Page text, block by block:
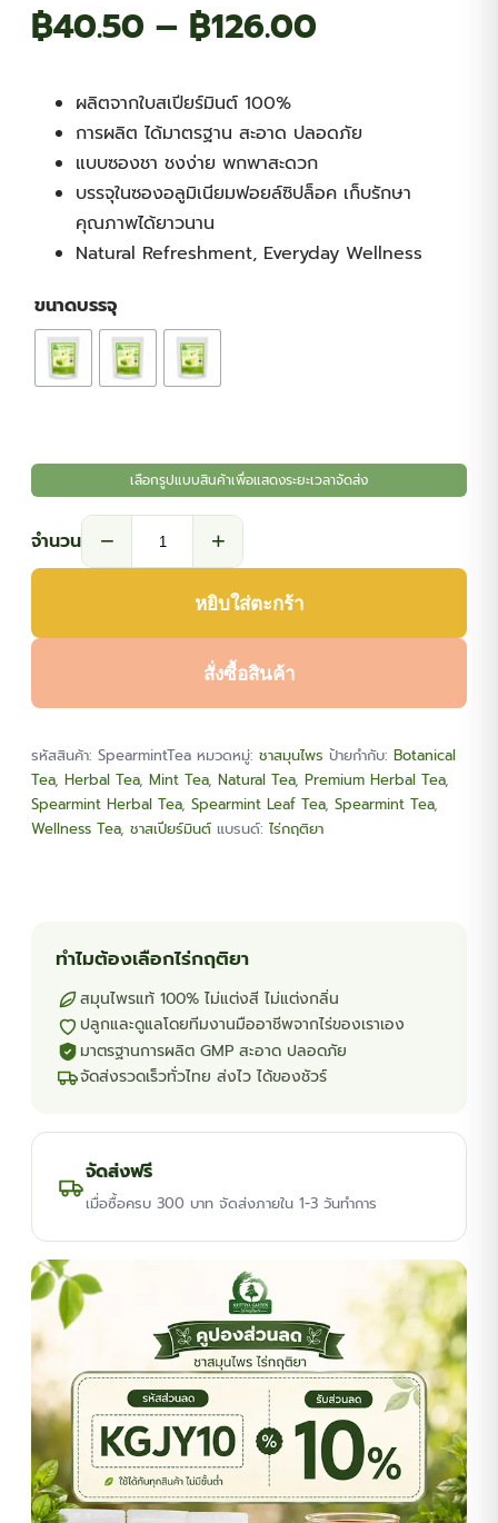
฿40.50 – ฿126.00
฿40.50
through
฿126.00
ผลิตจากใบสเปียร์มินต์ 100%
การผลิต ได้มาตรฐาน สะอาด ปลอดภัย
แบบซองชา ชงง่าย พกพาสะดวก
บรรจุในซองอลูมิเนียมฟอยล์ซิปล็อค เก็บรักษา
คุณภาพได้ยาวนาน
Natural Refreshment, Everyday Wellness
ขนาดบรรจุ
เลือกรูปแบบสินค้าเพื่อแสดงระยะเวลาจัดส่ง
จำนวน
ชา
เปีย
มินต์
Tea)
ชิ้น
จำนวน − +
หยิบใส่ตะกร้า
สั่งซื้อสินค้า
รหัสสินค้า: SpearmintTea หมวดหมู่: ชาสมุนไพร ป้ายกำกับ: Botanical
Tea, Herbal Tea, Mint Tea, Natural Tea, Premium Herbal Tea,
Spearmint Herbal Tea, Spearmint Leaf Tea, Spearmint Tea,
Wellness Tea, ชาสเปียร์มินต์ แบรนด์: ไร่กฤติยา
ทำไมต้องเลือกไร่กฤติยา
สมุนไพรแท้ 100% ไม่แต่งสี ไม่แต่งกลิ่น
ปลูกและดูแลโดยทีมงานมืออาชีพจากไร่ของเราเอง
มาตรฐานการผลิต GMP สะอาด ปลอดภัย
จัดส่งรวดเร็วทั่วไทย ส่งไว ได้ของชัวร์
จัดส่งฟรี
เมื่อซื้อครบ 300 บาท จัดส่งภายใน 1-3 วันทำการ